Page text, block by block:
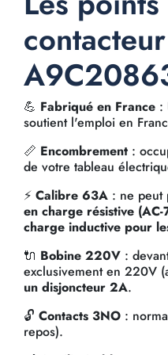
💪 Fabriqué en France :
soutient l'emploi en
📏 Encombrement :
de votre tableau
⚡ Calibre 63A : ne peut
en charge résistive (AC-
charge inductive pour
🔌 Bobine 220V :
exclusivement en 220V
un disjoncteur 2A.
🔓 Contacts 3NO :
repos).